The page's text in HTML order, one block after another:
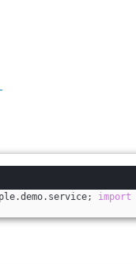
import